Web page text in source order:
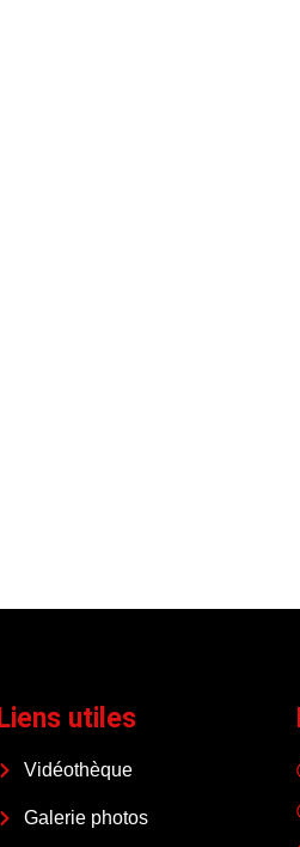
Liens utiles
Vidéothèque
Galerie photos